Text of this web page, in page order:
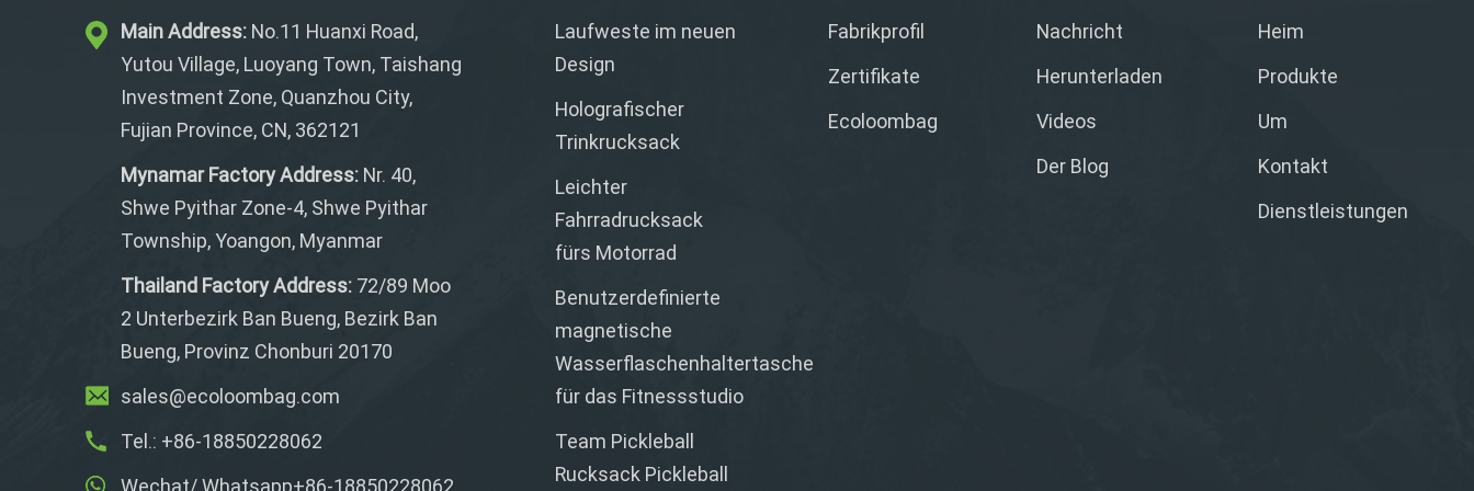
Main Address: No.11 Huanxi Road,
Yutou Village, Luoyang Town, Taishang
Investment Zone, Quanzhou City,
Fujian Province, CN, 362121
Mynamar Factory Address: Nr. 40,
Shwe Pyithar Zone-4, Shwe Pyithar
Township, Yoangon, Myanmar
Thailand Factory Address: 72/89 Moo
2 Unterbezirk Ban Bueng, Bezirk Ban
Bueng, Provinz Chonburi 20170
sales@ecoloombag.com
Tel.: +86-18850228062
Wechat/ Whatsapp+86-18850228062
Laufweste im neuen
Design
Holografischer
Trinkrucksack
Leichter
Fahrradrucksack
fürs Motorrad
Benutzerdefinierte
magnetische
Wasserflaschenhaltertasche
für das Fitnessstudio
Team Pickleball
Rucksack Pickleball
Fabrikprofil
Zertifikate
Ecoloombag
Nachricht
Herunterladen
Videos
Der Blog
Heim
Produkte
Um
Kontakt
Dienstleistungen